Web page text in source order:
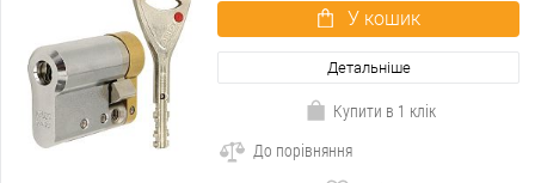
У кошик
Детальніше
Купити в 1 клік
До порівняння